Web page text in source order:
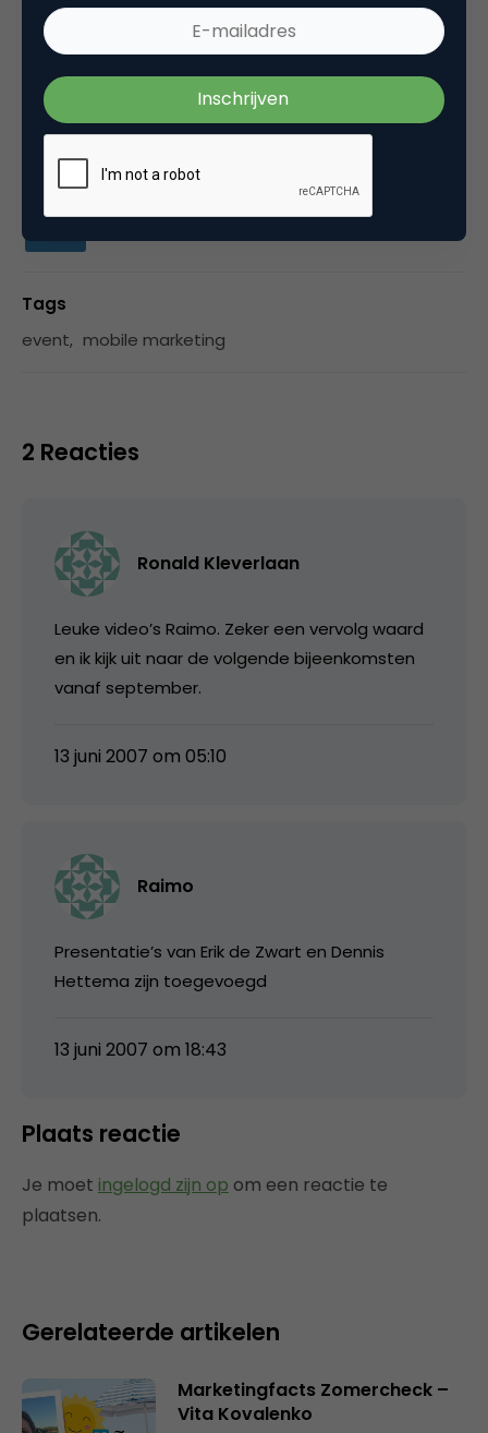
Twitter
,Flickr,,, Email me: info [at]
mobminds.com, IM/Gtalk: raimovanderklein [at]
gmail.com,
Tags
event, mobile marketing
2 Reacties
Ronald Kleverlaan
Leuke video’s Raimo. Zeker een vervolg waard
en ik kijk uit naar de volgende bijeenkomsten
vanaf september.
13 juni 2007 om 05:10
Raimo
Presentatie’s van Erik de Zwart en Dennis
Hettema zijn toegevoegd
13 juni 2007 om 18:43
Plaats reactie
Je moet ingelogd zijn op om een reactie te
plaatsen.
Gerelateerde artikelen
Marketingfacts Zomercheck –
Vita Kovalenko